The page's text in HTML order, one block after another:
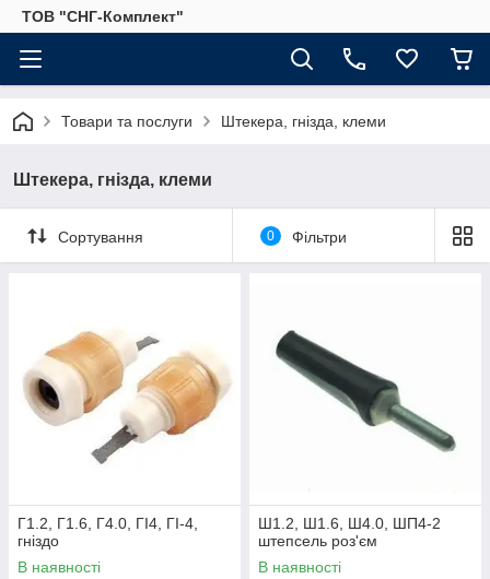
ТОВ "СНГ-Комплект"
Товари та послуги Штекера, гнізда, клеми
Штекера, гнізда, клеми
Сортування 0 Фільтри
Г1.2, Г1.6, Г4.0, ГІ4, ГІ-4,
гніздо
В наявності
Ш1.2, Ш1.6, Ш4.0, ШП4-2
штепсель роз'єм
В наявності